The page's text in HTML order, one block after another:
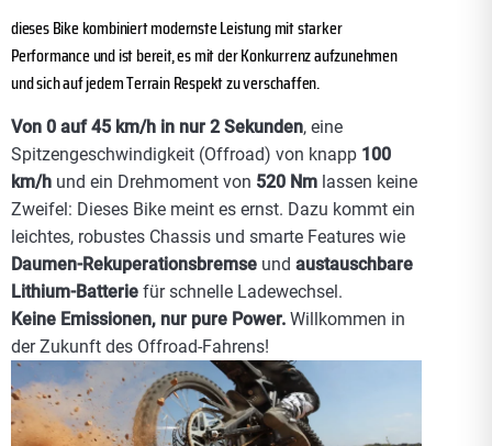
dieses Bike kombiniert modernste Leistung mit starker
Performance und ist bereit, es mit der Konkurrenz aufzunehmen
und sich auf jedem Terrain Respekt zu verschaffen.
Von 0 auf 45 km/h in nur 2 Sekunden, eine
Spitzengeschwindigkeit (Offroad) von knapp 100
km/h und ein Drehmoment von 520 Nm lassen keine
Zweifel: Dieses Bike meint es ernst. Dazu kommt ein
leichtes, robustes Chassis und smarte Features wie
Daumen-Rekuperationsbremse und austauschbare
Lithium-Batterie für schnelle Ladewechsel.
Keine Emissionen, nur pure Power. Willkommen in
der Zukunft des Offroad-Fahrens!